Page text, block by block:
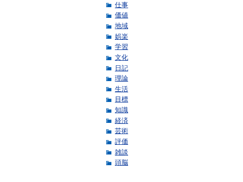
仕事
価値
地域
娯楽
学習
文化
日記
理論
生活
目標
知識
経済
芸術
評価
雑談
頭脳